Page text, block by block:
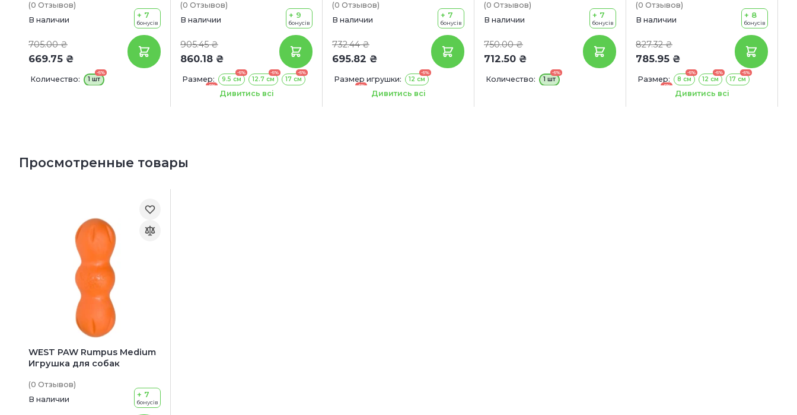
(0 Отзывов)
В наличии
705.00 ₴
669.75 ₴
+ 7
бонусів
Количество:
-5%
1 шт
(0 Отзывов)
В наличии
905.45 ₴
860.18 ₴
+ 9
бонусів
Размер:
-5%
9.5 см
-5%
12.7 см
-5%
17 см
-5%
Дивитись всі
(0 Отзывов)
В наличии
732.44 ₴
695.82 ₴
+ 7
бонусів
Размер игрушки:
-5%
12 см
-5%
Дивитись всі
(0 Отзывов)
В наличии
750.00 ₴
712.50 ₴
+ 7
бонусів
Количество:
-5%
1 шт
(0 Отзывов)
В наличии
827.32 ₴
785.95 ₴
+ 8
бонусів
Размер:
-5%
8 см
-5%
12 см
-5%
17 см
-5%
Дивитись всі
Просмотренные товары
WEST PAW Rumpus Medium
Игрушка для собак
(0 Отзывов)
В наличии
+ 7
бонусів